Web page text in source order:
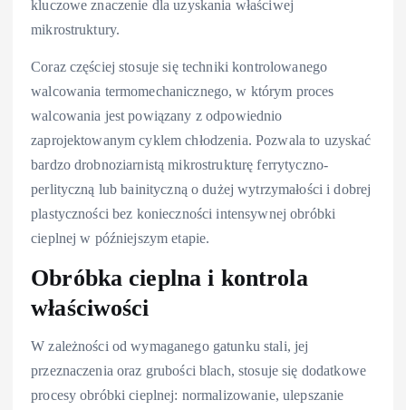
kluczowe znaczenie dla uzyskania właściwej
mikrostruktury.
Coraz częściej stosuje się techniki kontrolowanego
walcowania termomechanicznego, w którym proces
walcowania jest powiązany z odpowiednio
zaprojektowanym cyklem chłodzenia. Pozwala to uzyskać
bardzo drobnoziarnistą mikrostrukturę ferrytyczno-
perlityczną lub bainityczną o dużej wytrzymałości i dobrej
plastyczności bez konieczności intensywnej obróbki
cieplnej w późniejszym etapie.
Obróbka cieplna i kontrola
właściwości
W zależności od wymaganego gatunku stali, jej
przeznaczenia oraz grubości blach, stosuje się dodatkowe
procesy obróbki cieplnej: normalizowanie, ulepszanie